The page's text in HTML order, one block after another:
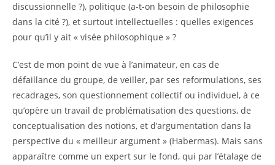
discussionnelle ?), politique (a-t-on besoin de philosophie
dans la cité ?), et surtout intellectuelles : quelles exigences
pour qu’il y ait « visée philosophique » ?
C’est de mon point de vue à l’animateur, en cas de
défaillance du groupe, de veiller, par ses reformulations, ses
recadrages, son questionnement collectif ou individuel, à ce
qu’opère un travail de problématisation des questions, de
conceptualisation des notions, et d’argumentation dans la
perspective du « meilleur argument » (Habermas). Mais sans
apparaître comme un expert sur le fond, qui par l’étalage de